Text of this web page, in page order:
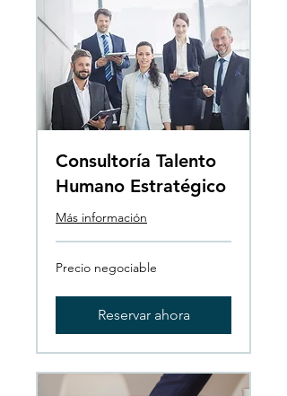
Consultoría Talento
Humano Estratégico
Más información
Precio
negociable
Precio negociable
Reservar ahora